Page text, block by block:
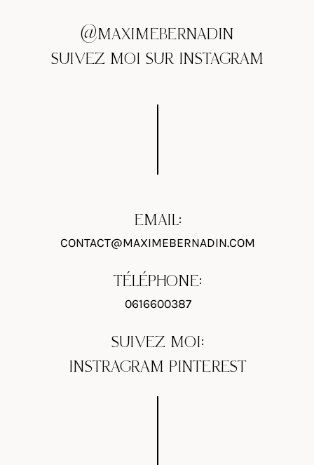
@MAXIMEBERNADIN
SUIVEZ MOI SUR INSTAGRAM
EMAIL:
CONTACT@MAXIMEBERNADIN.COM
TÉLÉPHONE:
0616600387
SUIVEZ MOI:
INSTRAGRAM PINTEREST